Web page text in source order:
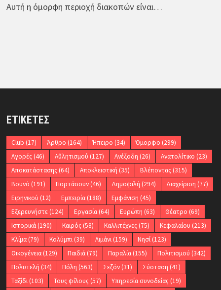
Αυτή η όμορφη περιοχή διακοπών είναι…
ΕΤΙΚΈΤΕΣ
Club (17) Άρθρο (164) Ήπειρο (34) Όμορφο (299)
Αγορές (46) Αθλητισμού (127) Ανέξοδη (26) Ανατολίτικο (23)
Αποκατάστασης (64) Αποκλειστική (35) Βλέποντας (315)
Βουνό (191) Γιορτάσουν(46) Δημοφιλή (294) Διαχείριση (77)
Ειρηνικού (12) Εμπειρία(188) Εμφάνιση (45)
Εξερευνήστε(124) Εργασία(64) Ευρώπη (63) Θέατρο (69)
Ιστορικά(190) Καιρός (58) Καλλιτέχνες (75) Κεφαλαίου (213)
Κλίμα(79) Κολύμπι(39) Λιμάνι(159) Νησί(123)
Οικογένεια(129) Παιδιά(79) Παραλία(155) Πολιτισμού (342)
Πολυτελή (34) Πόλη (563) Σεζόν(31) Σύσταση (41)
Ταξίδι(103) Τους φίλους (57) Υπηρεσία συνοδείας (19)